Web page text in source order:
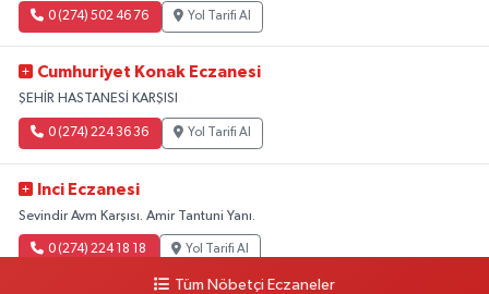
0 (274) 502 46 76 Yol Tarifi Al
Cumhuriyet Konak Eczanesi
ŞEHİR HASTANESİ KARŞISI
0 (274) 224 36 36 Yol Tarifi Al
Inci Eczanesi
Sevindir Avm Karşısı. Amir Tantuni Yanı.
0 (274) 224 18 18 Yol Tarifi Al
Tüm Nöbetçi Eczaneler